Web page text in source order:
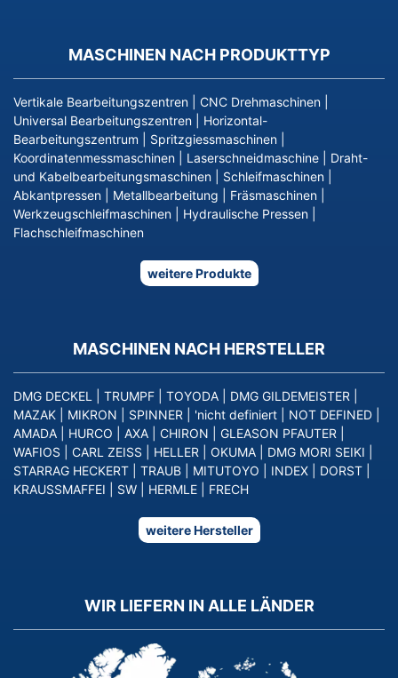
MASCHINEN NACH PRODUKTTYP
Vertikale Bearbeitungszentren CNC Drehmaschinen
Universal Bearbeitungszentren
Horizontal-
Bearbeitungszentrum
Spritzgiessmaschinen
Koordinatenmessmaschinen
Laserschneidmaschine
Draht-
und Kabelbearbeitungsmaschinen
Schleifmaschinen
Abkantpressen
Metallbearbeitung Fräsmaschinen
Werkzeugschleifmaschinen
Hydraulische Pressen
Flachschleifmaschinen
weitere Produkte
MASCHINEN NACH HERSTELLER
DMG DECKEL TRUMPF TOYODA DMG GILDEMEISTER
MAZAK
MIKRON SPINNER 'nicht definiert NOT DEFINED
AMADA
HURCO AXA CHIRON GLEASON PFAUTER
WAFIOS
CARL ZEISS HELLER OKUMA DMG MORI SEIKI
STARRAG HECKERT
TRAUB MITUTOYO INDEX DORST
KRAUSSMAFFEI
SW HERMLE FRECH
weitere Hersteller
WIR LIEFERN IN ALLE LÄNDER